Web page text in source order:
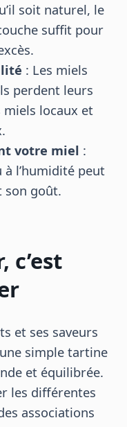
soit naturel, le
suffit pour
: Les miels
perdent leurs
locaux et
votre miel :
à l’humidité peut
son goût.
c’est
et ses saveurs
simple tartine
et équilibrée.
les différentes
associations